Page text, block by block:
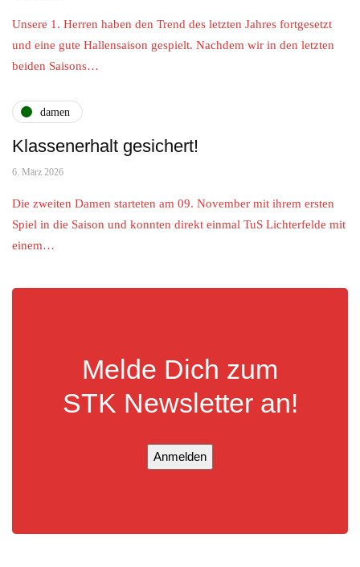
Unsere 1. Herren haben den Trend des letzten Jahres fortgesetzt
und eine gute Hallensaison gespielt. Nachdem wir in den letzten
beiden Saisons…
damen
Klassenerhalt gesichert!
6. März 2026
Die zweiten Damen starteten am 09. November mit ihrem ersten
Spiel in die Saison und konnten direkt einmal TuS Lichterfelde mit
einem…
Melde Dich zum
STK Newsletter an!
Anmelden